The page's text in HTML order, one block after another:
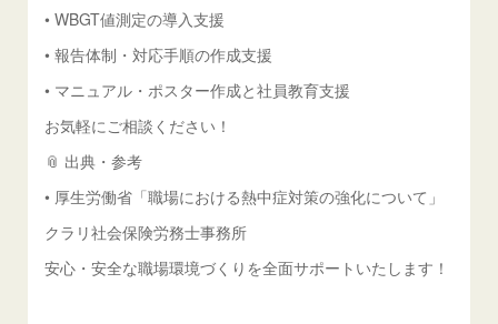
• WBGT値測定の導入支援
• 報告体制・対応手順の作成支援
• マニュアル・ポスター作成と社員教育支援
お気軽にご相談ください！
📎 出典・参考
• 厚生労働省「職場における熱中症対策の強化について」
クラリ社会保険労務士事務所
安心・安全な職場環境づくりを全面サポートいたします！